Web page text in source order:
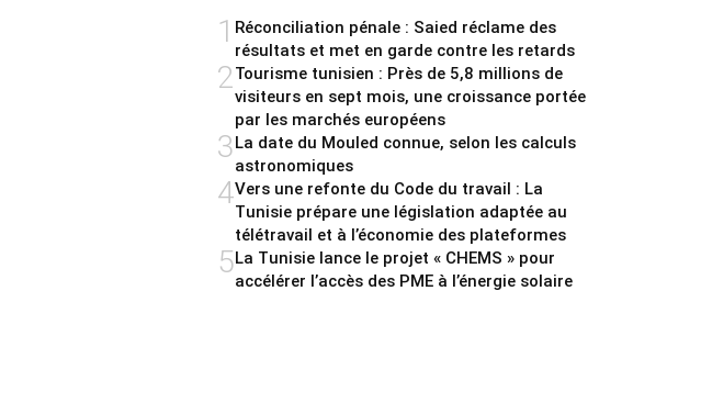
1 Réconciliation pénale : Saied réclame des
résultats et met en garde contre les retards
2Tourisme tunisien : Près de 5,8 millions de
visiteurs en sept mois, une croissance portée
par les marchés européens
3La date du Mouled connue, selon les calculs
astronomiques
4Vers une refonte du Code du travail : La
Tunisie prépare une législation adaptée au
télétravail et à l’économie des plateformes
5La Tunisie lance le projet « CHEMS » pour
accélérer l’accès des PME à l’énergie solaire